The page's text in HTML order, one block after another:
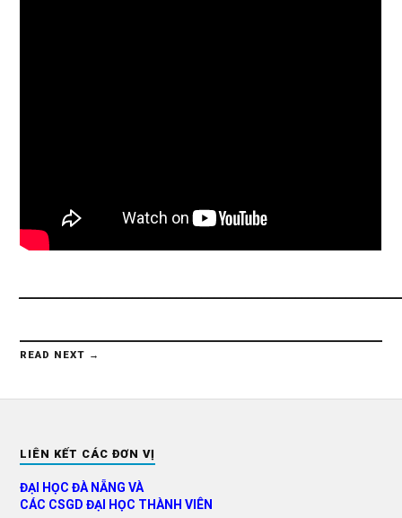
READ NEXT →
LIÊN KẾT CÁC ĐƠN VỊ
ĐẠI HỌC ĐÀ NẴNG VÀ
CÁC CSGD ĐẠI HỌC THÀNH VIÊN